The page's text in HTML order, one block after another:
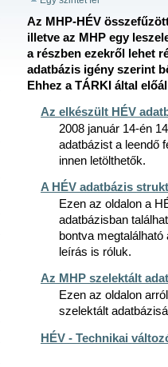
Az MHP-HÉV
illetve az MHP egy
a részben ezekről lehet
adatbázis igény szerint
Ehhez a TÁRKI által
Az elkészült HÉV
2008 január 14-én
adatbázist a leendő
innen letölthetők.
A HÉV adatbázis
Ezen az oldalon a
adatbázisban
bontva
leírás is róluk.
Az MHP szelektált
Ezen az oldalon
szelektált
HÉV - Technikai